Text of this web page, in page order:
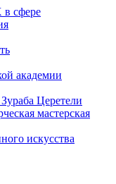
сфере
академии
Церетели
мастерская
искусства